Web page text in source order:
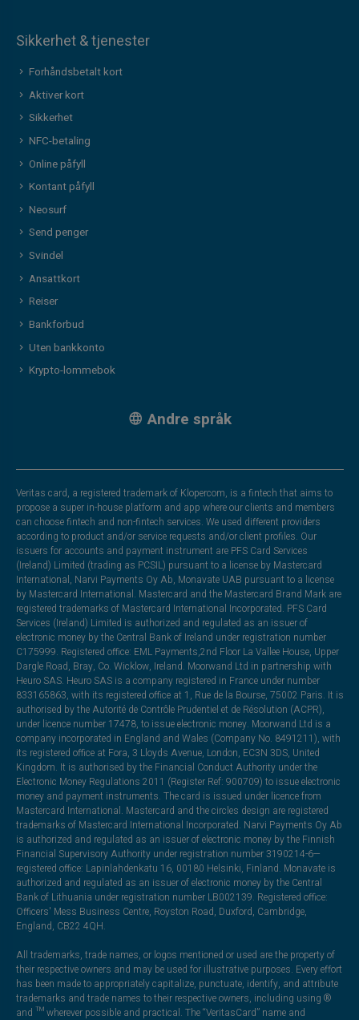
Sikkerhet & tjenester
Forhåndsbetalt kort
Aktiver kort
Sikkerhet
NFC-betaling
Online påfyll
Kontant påfyll
Neosurf
Send penger
Svindel
Ansattkort
Reiser
Bankforbud
Uten bankkonto
Krypto-lommebok
Andre språk
Veritas card, a registered trademark of Klopercom, is a fintech that aims to
propose a super in-house platform and app where our clients and members
can choose fintech and non-fintech services. We used different providers
according to product and/or service requests and/or client profiles. Our
issuers for accounts and payment instrument are PFS Card Services
(Ireland) Limited (trading as PCSIL) pursuant to a license by Mastercard
International, Narvi Payments Oy Ab, Monavate UAB pursuant to a license
by Mastercard International. Mastercard and the Mastercard Brand Mark are
registered trademarks of Mastercard International Incorporated. PFS Card
Services (Ireland) Limited is authorized and regulated as an issuer of
electronic money by the Central Bank of Ireland under registration number
C175999. Registered office: EML Payments,2nd Floor La Vallee House, Upper
Dargle Road, Bray, Co. Wicklow, Ireland. Moorwand Ltd in partnership with
Heuro SAS. Heuro SAS is a company registered in France under number
833165863, with its registered office at 1, Rue de la Bourse, 75002 Paris. It is
authorised by the Autorité de Contrôle Prudentiel et de Résolution (ACPR),
under licence number 17478, to issue electronic money. Moorwand Ltd is a
company incorporated in England and Wales (Company No. 8491211), with
its registered office at Fora, 3 Lloyds Avenue, London, EC3N 3DS, United
Kingdom. It is authorised by the Financial Conduct Authority under the
Electronic Money Regulations 2011 (Register Ref: 900709) to issue electronic
money and payment instruments. The card is issued under licence from
Mastercard International. Mastercard and the circles design are registered
trademarks of Mastercard International Incorporated. Narvi Payments Oy Ab
is authorized and regulated as an issuer of electronic money by the Finnish
Financial Supervisory Authority under registration number 3190214-6—
registered office: Lapinlahdenkatu 16, 00180 Helsinki, Finland. Monavate is
authorized and regulated as an issuer of electronic money by the Central
Bank of Lithuania under registration number LB002139. Registered office:
Officers' Mess Business Centre, Royston Road, Duxford, Cambridge,
England, CB22 4QH.
All trademarks, trade names, or logos mentioned or used are the property of
their respective owners and may be used for illustrative purposes. Every effort
has been made to appropriately capitalize, punctuate, identify, and attribute
trademarks and trade names to their respective owners, including using ®
and ™ wherever possible and practical. The “VeritasCard” name and